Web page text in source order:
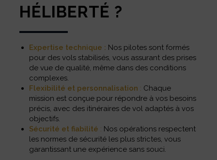
HÉLIBERTÉ ?
Expertise technique : Nos pilotes sont formés
pour des vols stabilisés, vous assurant des prises
de vue de qualité, même dans des conditions
complexes.
Flexibilité et personnalisation : Chaque
mission est conçue pour répondre à vos besoins
précis, avec des itinéraires de vol adaptés à vos
objectifs.
Sécurité et fiabilité : Nos opérations respectent
les normes de sécurité les plus strictes, vous
garantissant une expérience sans souci.